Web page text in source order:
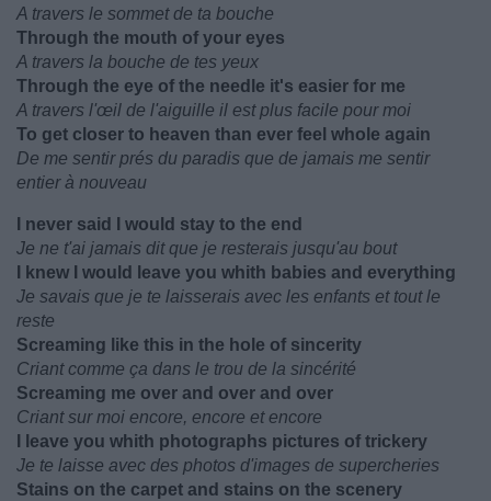
A travers le sommet de ta bouche
Through the mouth of your eyes
A travers la bouche de tes yeux
Through the eye of the needle it's easier for me
A travers l'œil de l'aiguille il est plus facile pour moi
To get closer to heaven than ever feel whole again
De me sentir prés du paradis que de jamais me sentir
entier à nouveau
I never said I would stay to the end
Je ne t'ai jamais dit que je resterais jusqu'au bout
I knew I would leave you whith babies and everything
Je savais que je te laisserais avec les enfants et tout le
reste
Screaming like this in the hole of sincerity
Criant comme ça dans le trou de la sincérité
Screaming me over and over and over
Criant sur moi encore, encore et encore
I leave you whith photographs pictures of trickery
Je te laisse avec des photos d'images de supercheries
Stains on the carpet and stains on the scenery